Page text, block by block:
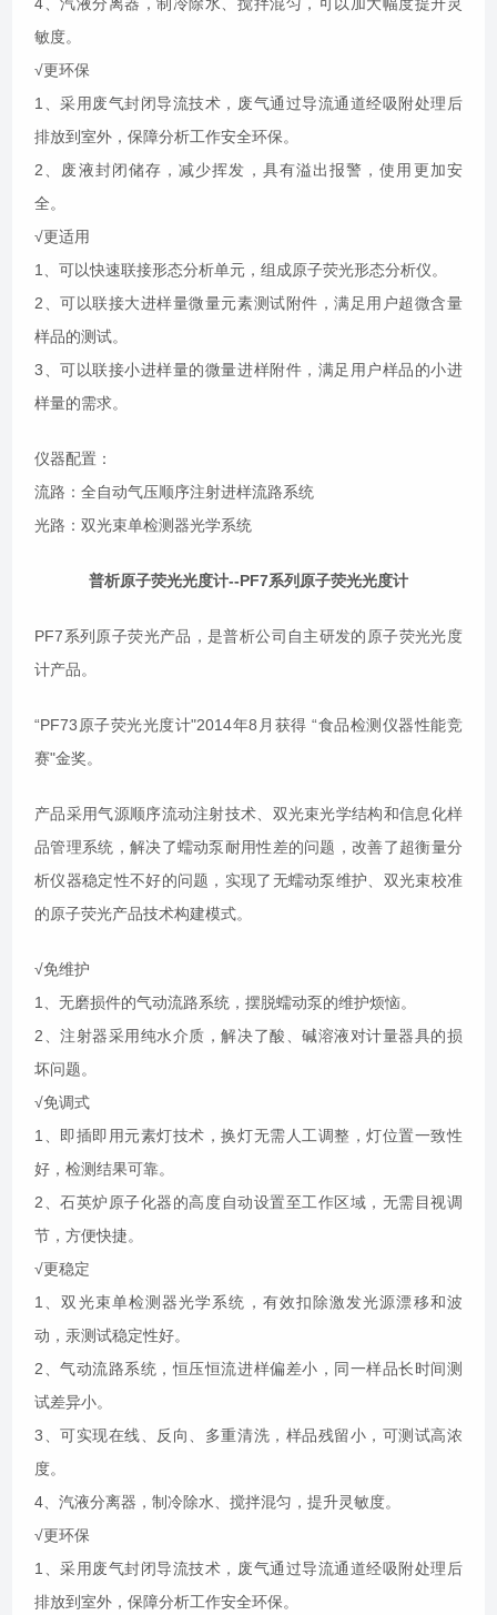
敏度。
√更环保
1、采用废气封闭导流技术，废气通过导流通道经吸附处理后
排放到室外，保障分析工作安全环保。
2、废液封闭储存，减少挥发，具有溢出报警，使用更加安
全。
√更适用
1、可以快速联接形态分析单元，组成原子荧光形态分析仪。
2、可以联接大进样量微量元素测试附件，满足用户超微含量
样品的测试。
3、可以联接小进样量的微量进样附件，满足用户样品的小进
样量的需求。
仪器配置 ：
流路：全自动气压顺序注射进样流路系统
光路：双光束单检测器光学系统
普析原子荧光光度计--PF7系列原子荧光光度计
PF7系列原子荧光产品，是普析公司自主研发的原子荧光光度
计产品。
“PF73原子荧光光度计"2014年8月获得 “食品检测仪器性能竞
赛"金奖。
产品采用气源顺序流动注射技术、双光束光学结构和信息化样
品管理系统，解决了蠕动泵耐用性差的问题，改善了超衡量分
析仪器稳定性不好的问题，实现了无蠕动泵维护、双光束校准
的原子荧光产品技术构建模式。
√免维护
1、无磨损件的气动流路系统，摆脱蠕动泵的维护烦恼。
2、注射器采用纯水介质，解决了酸、碱溶液对计量器具的损
坏问题。
√免调式
1、即插即用元素灯技术，换灯无需人工调整，灯位置一致性
好，检测结果可靠。
2、石英炉原子化器的高度自动设置至工作区域，无需目视调
节，方便快捷。
√更稳定
1、双光束单检测器光学系统，有效扣除激发光源漂移和波
动，汞测试稳定性好。
2、气动流路系统，恒压恒流进样偏差小，同一样品长时间测
试差异小。
3、可实现在线、反向、多重清洗，样品残留小，可测试高浓
度。
4、汽液分离器，制冷除水、搅拌混匀，提升灵敏度。
√更环保
1、采用废气封闭导流技术，废气通过导流通道经吸附处理后
排放到室外，保障分析工作安全环保。